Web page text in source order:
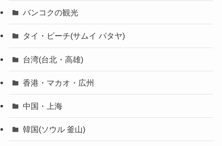
バンコクの観光
タイ・ビーチ(サムイ パタヤ)
台湾(台北・高雄)
香港・マカオ・広州
中国・上海
韓国(ソウル 釜山)